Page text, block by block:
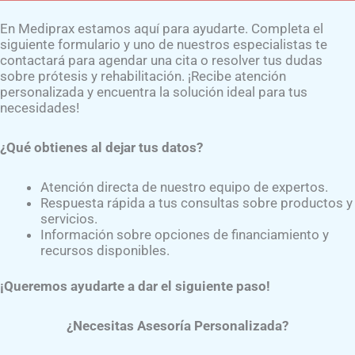
Inicio Contáctanos
para una Mejor
a los pacientes experimentar una mayor comodidad y
, experta en apoyo emocional
para asegurar una integración exitosa.
En Mediprax estamos aquí para ayudarte. Completa el
siguiente formulario y uno de nuestros especialistas te
contactará para agendar una cita o resolver tus dudas
sobre prótesis y rehabilitación. ¡Recibe atención
personalizada y encuentra la solución ideal para tus
necesidades!
¿Qué obtienes al dejar tus datos?
Atención directa de nuestro equipo de expertos.
Respuesta rápida a tus consultas sobre productos y
servicios.
Información sobre opciones de financiamiento y
recursos disponibles.
¡Queremos ayudarte a dar el siguiente paso!
¿Necesitas Asesoría Personalizada?